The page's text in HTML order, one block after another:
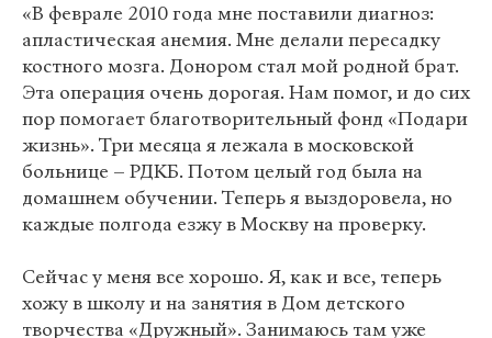
«В феврале 2010 года мне поставили диагноз:
апластическая анемия. Мне делали пересадку
костного мозга. Донором стал мой родной брат.
Эта операция очень дорогая. Нам помог, и до сих
пор помогает благотворительный фонд «Подари
жизнь». Три месяца я лежала в московской
больнице – РДКБ. Потом целый год была на
домашнем обучении. Теперь я выздоровела, но
каждые полгода езжу в Москву на проверку.
Сейчас у меня все хорошо. Я, как и все, теперь
хожу в школу и на занятия в Дом детского
творчества «Дружный». Занимаюсь там уже